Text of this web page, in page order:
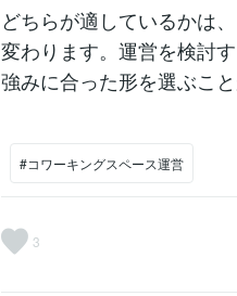
どちらが適しているかは
変わります。運営を検討
強みに合った形を選ぶこ
#コワーキングスペース運営
3